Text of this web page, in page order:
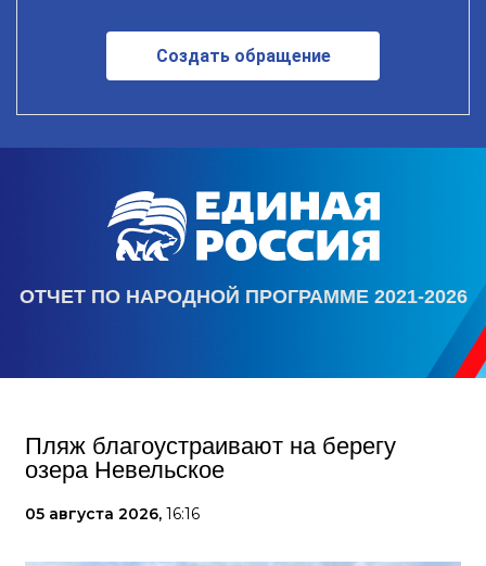
Создать обращение
ОТЧЕТ ПО НАРОДНОЙ ПРОГРАММЕ 2021-2026
Пляж благоустраивают на берегу
озера Невельское
05 августа 2026, 16:16